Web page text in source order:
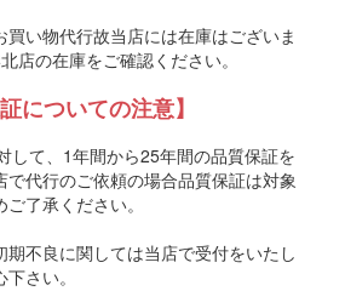
買い物代行故当店には在庫はございま
店の在庫をご確認ください。
についての注意】
して、1年間から25年間の品質保証を
で代行のご依頼の場合品質保証は対象
了承ください。
不良に関しては当店で受付をいたし
さい。